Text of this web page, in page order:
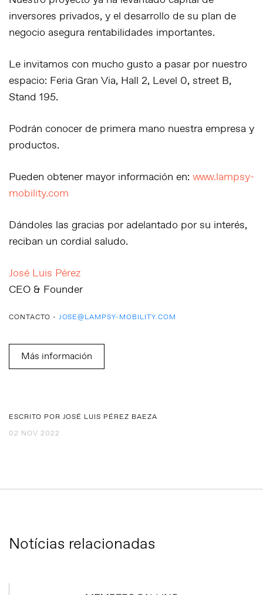
inversores privados, y el desarrollo de su plan de
negocio asegura rentabilidades importantes.
Le invitamos con mucho gusto a pasar por nuestro
espacio: Feria Gran Via, Hall 2, Level 0, street B,
Stand 195.
Podrán conocer de primera mano nuestra empresa y
productos.
Pueden obtener mayor información en: www.lampsy-
mobility.com
Dándoles las gracias por adelantado por su interés,
reciban un cordial saludo.
José Luis Pérez
CEO & Founder
CONTACTO - JOSE@LAMPSY-MOBILITY.COM
Más información
ESCRITO POR JOSÉ LUIS PÉREZ BAEZA
02 NOV 2022
Notícias relacionadas